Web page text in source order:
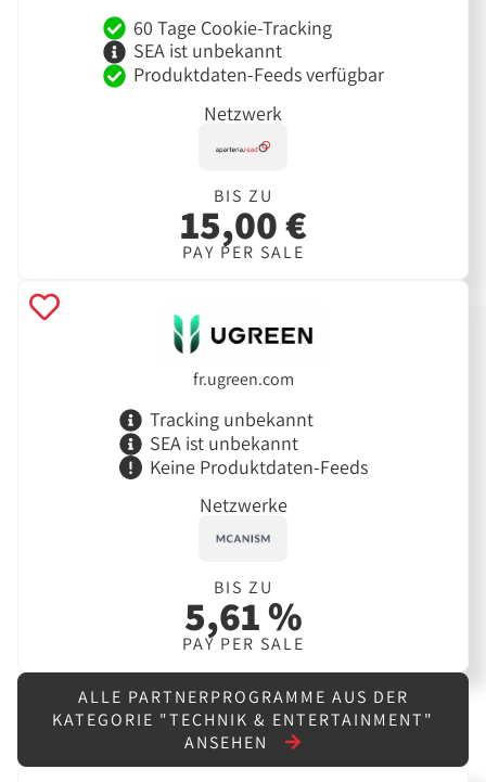
60 Tage Cookie-Tracking
SEA ist unbekannt
Produktdaten-Feeds verfügbar
Netzwerk
BIS ZU
15,00 €
PAY PER SALE
fr.ugreen.com
Tracking unbekannt
SEA ist unbekannt
Keine Produktdaten-Feeds
Netzwerke
BIS ZU
5,61 %
PAY PER SALE
ALLE PARTNERPROGRAMME AUS DER
KATEGORIE "TECHNIK & ENTERTAINMENT"
ANSEHEN